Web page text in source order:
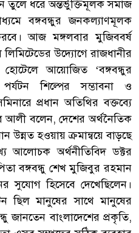
তুলে ধরে অন্তর্ভুক্তিমূলক সমাজ
বঙ্গবন্ধুর জনকল্যাণমূলক
আজ মঙ্গলবার মুজিববর্ষ
উদ্যোগে রাজধানীর
আয়োজিত ‘বঙ্গবন্ধুর
শিল্পের সম্ভাবনা ও
প্রধান অতিথির বক্তব্যে
বলেন, দেশের অর্থনৈতিক
উন্নত হওয়ায় ক্রমান্বয়ে বাড়ছে
আলোচক অর্থনীতিবিদ ডক্টর
বঙ্গবন্ধু শেখ মুজিবুর রহমান
সুযোগ হিসেবে দেখেছিলেন।
ছিল মানুষের সাথে মানুষের
জানতেন বাংলাদেশের প্রকৃতি,